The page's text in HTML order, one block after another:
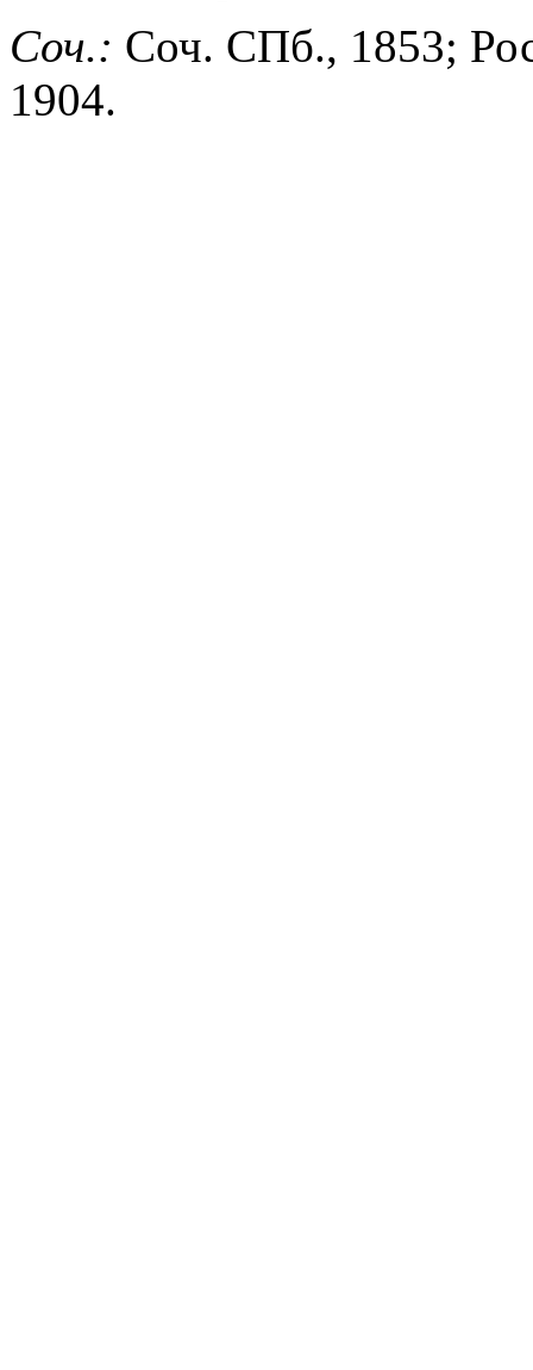
Соч.: Соч. СПб., 1853;
1904.